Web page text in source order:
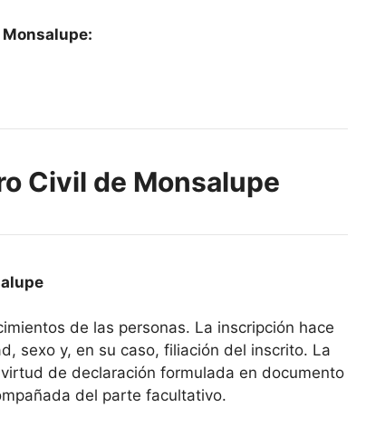
Civil de Monsalupe
de las personas. La inscripción hace
sexo y, en su caso, filiación del inscrito. La
de declaración formulada en documento
del parte facultativo.